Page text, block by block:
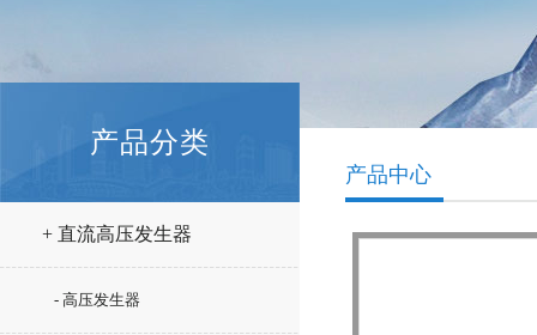
产品分类
+ 直流高压发生器
- 高压发生器
产品中心